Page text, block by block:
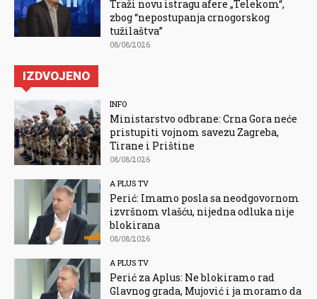
Traži novu istragu afere „Telekom“,
zbog “nepostupanja crnogorskog
tužilaštva”
08/08/2026
IZDVOJENO
INFO
Ministarstvo odbrane: Crna Gora neće
pristupiti vojnom savezu Zagreba,
Tirane i Prištine
08/08/2026
A PLUS TV
Perić: Imamo posla sa neodgovornom
izvršnom vlašću, nijedna odluka nije
blokirana
08/08/2026
A PLUS TV
Perić za Aplus: Ne blokiramo rad
Glavnog grada, Mujović i ja moramo da